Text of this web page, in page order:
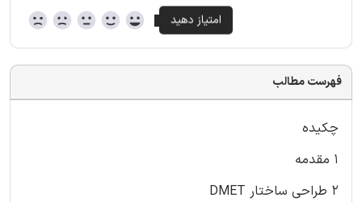
فهرست مطالب
چکیده
۱ مقدمه
۲ طراحی ساختار DMET